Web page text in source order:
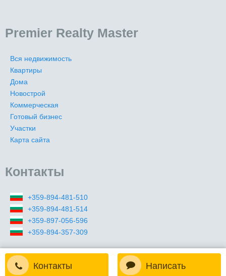
Контакты Написать
Premier Realty Master
Вся недвижимость
Квартиры
Дома
Новострой
Коммерческая
Готовый бизнес
Участки
Карта сайта
Контакты
+359-894-481-510
+359-894-481-514
+359-897-056-596
+359-894-357-309
2009-2026 (c) Все права защищены. Premier Realty Master